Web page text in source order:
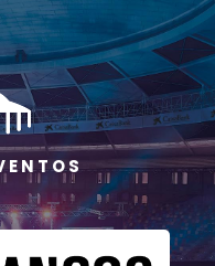
E N T O S